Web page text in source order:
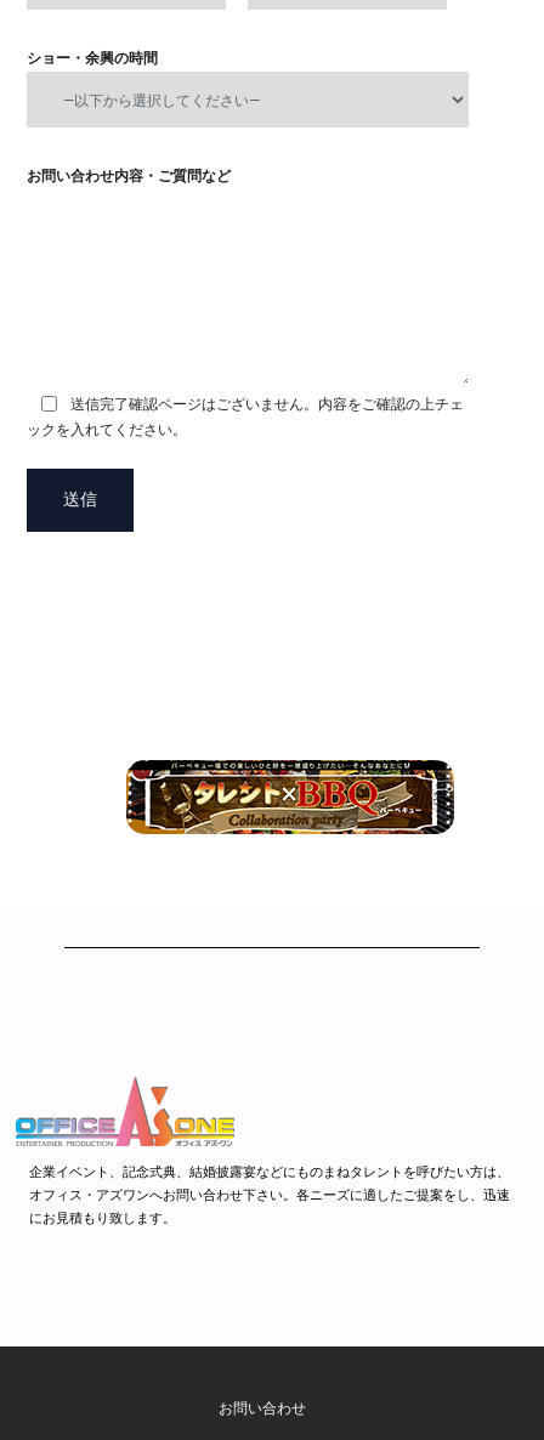
ショー・余興の時間
お問い合わせ内容・ご質問など
送信完了確認ページはございません。内容をご確認の上チェ
ックを入れてください。
企業イベント、記念式典、結婚披露宴などにものまねタレントを呼びたい方は、
オフィス・アズワンへお問い合わせ下さい。各ニーズに適したご提案をし、迅速
にお見積もり致します。
お問い合わせ